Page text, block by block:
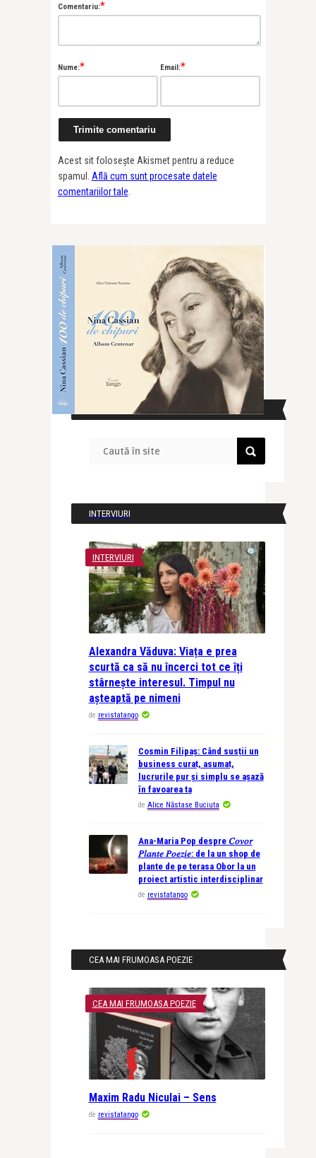
Comentariu:*
Nume:* Email:*
Acest sit folosește Akismet pentru a reduce
spamul. Află cum sunt procesate datele
comentariilor tale
CAUTĂ ÎN SITE
INTERVIURI
INTERVIURI
Alexandra Văduva: Viața e prea
scurtă ca să nu încerci tot ce îți
stârnește interesul. Timpul nu
așteaptă pe nimeni
de revistatango
Cosmin Filipaș: Când susții un
business curat, asumat,
lucrurile pur și simplu se așază
în favoarea ta
de Alice Năstase Buciuta
Ana-Maria Pop despre 𝐶𝑜𝑣𝑜𝑟
𝑃𝑙𝑎𝑛𝑡𝑒 𝑃𝑜𝑒𝑧𝑖𝑒: de la un shop de
plante de pe terasa Obor la un
proiect artistic interdisciplinar
de revistatango
CEA MAI FRUMOASA POEZIE
CEA MAI FRUMOASA POEZIE
Maxim Radu Niculai – Sens
de revistatango